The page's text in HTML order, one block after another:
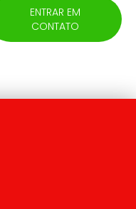
ENTRAR EM
CONTATO